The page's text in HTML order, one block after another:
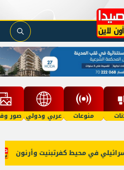
منوعات عربي ودولي صور
في محيط كفرتبنيت وأرنون